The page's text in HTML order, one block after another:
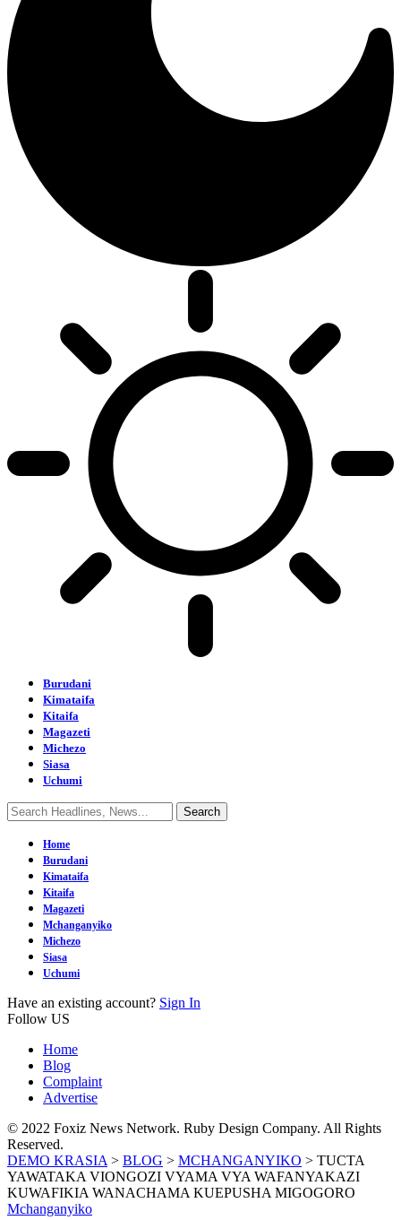
Burudani
Kimataifa
Kitaifa
Magazeti
Michezo
Siasa
Uchumi
Home
Burudani
Kimataifa
Kitaifa
Magazeti
Mchanganyiko
Michezo
Siasa
Uchumi
Have an existing account? Sign In
Follow US
Home
Blog
Complaint
Advertise
© 2022 Foxiz News Network. Ruby Design Company. All Rights
Reserved.
DEMO KRASIA > BLOG > MCHANGANYIKO > TUCTA
YAWATAKA VIONGOZI VYAMA VYA WAFANYAKAZI
KUWAFIKIA WANACHAMA KUEPUSHA MIGOGORO
Mchanganyiko